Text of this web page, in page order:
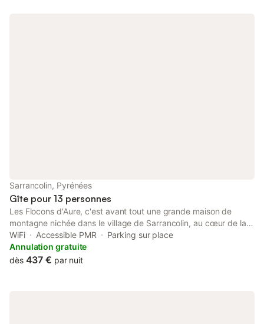
Sarrancolin, Pyrénées
Gîte pour 13 personnes
Les Flocons d'Aure, c'est avant tout une grande maison de
montagne nichée dans le village de Sarrancolin, au cœur de la
vallée d'Aure — un cadre calme, verdoyant et authentique qui
invite à la détente. Situé dans le centre de Sarrancolin, le
logement bénéficie du charme d'un village pyrénéen —
WiFi Accessible PMR
Parking sur place
Annulation gratuite
dès 437 € par nuit